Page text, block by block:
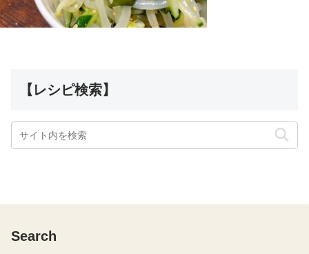
【レシピ検索】
Search